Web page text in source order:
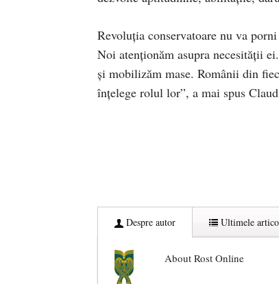
Revoluția conservatoare nu va
Noi atenționăm asupra necesității
și mobilizăm mase. Românii din
înțelege rolul lor”, a mai spus
Despre autor Ultimele
About Rost Online